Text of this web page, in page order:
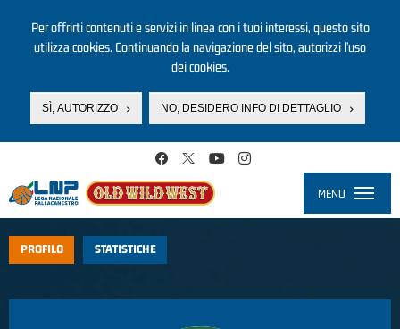
Per offrirti contenuti e servizi in linea con i tuoi interessi, questo sito
utilizza cookies. Continuando la navigazione del sito, autorizzi l’uso
dei cookies.
SÌ, AUTORIZZO NO, DESIDERO INFO DI DETTAGLIO
MENU
PROFILO STATISTICHE